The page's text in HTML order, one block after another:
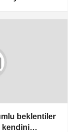
beklentiler
kendini